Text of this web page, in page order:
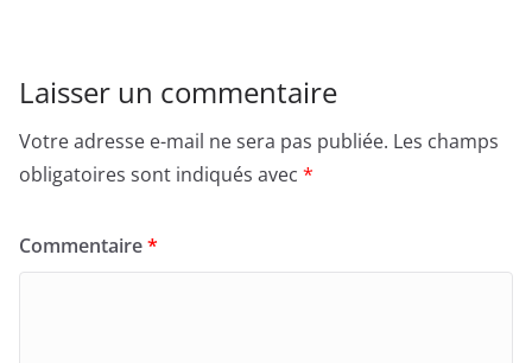
Laisser un commentaire
Votre adresse e-mail ne sera pas publiée. Les champs
obligatoires sont indiqués avec *
Commentaire*